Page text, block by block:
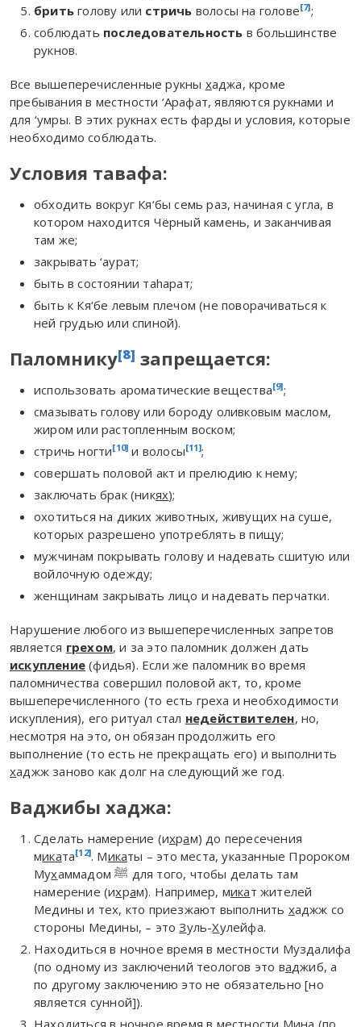
брить голову или стричь волосы на голове[7];
соблюдать последовательность в большинстве
рукнов.
Все вышеперечисленные рукны хаджа, кроме
пребывания в местности ‘Арафат, являются рукнами и
для ‘умры. В этих рукнах есть фарды и условия, которые
необходимо соблюдать.
Условия тавафа:
обходить вокруг Кя‘бы семь раз, начиная с угла, в
котором находится Чёрный камень, и заканчивая
там же;
закрывать ‘аурат;
быть в состоянии таhарат;
быть к Кя‘бе левым плечом (не поворачиваться к
ней грудью или спиной).
Паломнику[8] запрещается:
использовать ароматические вещества[9];
смазывать голову или бороду оливковым маслом,
жиром или растопленным воском;
стричь ногти[10] и волосы[11];
совершать половой акт и прелюдию к нему;
заключать брак (никях);
охотиться на диких животных, живущих на суше,
которых разрешено употреблять в пищу;
мужчинам покрывать голову и надевать сшитую или
войлочную одежду;
женщинам закрывать лицо и надевать перчатки.
Нарушение любого из вышеперечисленных запретов
является грехом, и за это паломник должен дать
искупление (фидья). Если же паломник во время
паломничества совершил половой акт, то, кроме
вышеперечисленного (то есть греха и необходимости
искупления), его ритуал стал недействителен, но,
несмотря на это, он обязан продолжить его
выполнение (то есть не прекращать его) и выполнить
хаджж заново как долг на следующий же год.
Ваджибы хаджа:
Сделать намерение (ихрам) до пересечения
миката[12]. Микаты – это места, указанные Пророком
Мухаммадом ﷺ для того, чтобы делать там
намерение (ихрам). Например, микат жителей
Медины и тех, кто приезжают выполнить хаджж со
стороны Медины, – этоЗуль-Хулейфа.
Находиться в ночное время в местности Муздалифа
(по одному из заключений теологов это ваджиб, а
по другому заключению это не обязательно [но
является сунной]).
Находиться в ночное время в местности Мина (по